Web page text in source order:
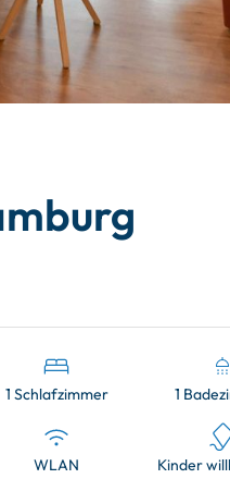
1 Schlafzimmer 1
WLAN Kinder